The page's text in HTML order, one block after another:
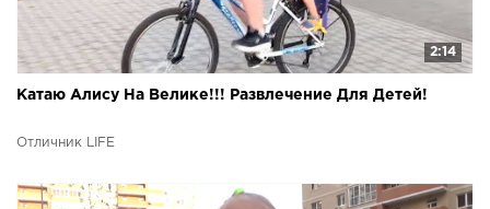
2:14
Катаю Алису На Велике!!! Развлечение Для Детей!
Отличник LIFE